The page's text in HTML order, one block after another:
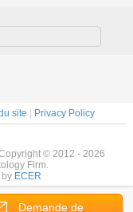
Demande de
site
Privacy Policy
© 2012 - 2026
Firm.
ECER